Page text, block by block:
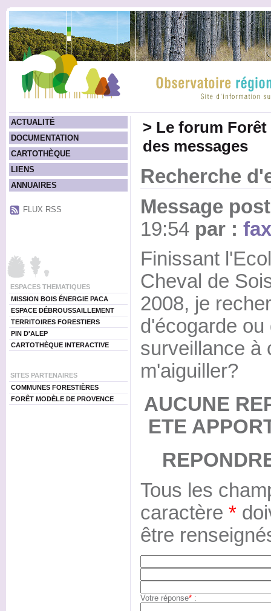
ACTUALITÉ
DOCUMENTATION
CARTOTHÈQUE
LIENS
ANNUAIRES
FLUX RSS
ESPACES THEMATIQUES
MISSION BOIS ÉNERGIE PACA
ESPACE DÉBROUSSAILLEMENT
TERRITOIRES FORESTIERS
PIN D'ALEP
CARTOTHÈQUE INTERACTIVE
SITES PARTENAIRES
COMMUNES FORESTIÈRES
FORÊT MODÈLE DE PROVENCE
> Le forum
des messages
Recherche
Message
19:54 par : fax
Finissant
Cheval de
2008, je
d'écogarde ou
surveillance à
m'aiguiller?
AUCUNE
ETE
Tous les
caractère *
être
Votre réponse*: